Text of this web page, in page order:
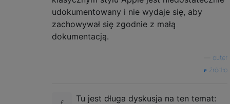
udokumentowany i nie wydaje się, aby
zachowywał się zgodnie z małą
dokumentacją.
outer
źródło
Tu jest długa dyskusja na ten temat: